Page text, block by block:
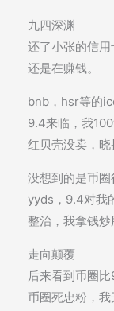
九四深渊
还了小张的信
还是在赚钱。
bnb，hsr等的
9.4来临，我
红贝壳没卖，晓
没想到的是币
yyds，9.4对我
整治，我拿钱炒
走向颠覆
后来看到币圈
币圈死忠粉，